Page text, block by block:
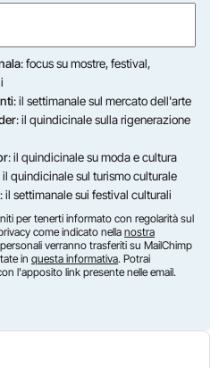
: focus su mostre, festival,
: il settimanale sul mercato dell'arte
: il quindicinale sulla rigenerazione
: il quindicinale su moda e cultura
il quindicinale sul turismo culturale
: il settimanale sui festival culturali
per tenerti informato con regolarità sul
come indicato nella nostra
verranno trasferiti su MailChimp
in questa informativa. Potrai
l'apposito link presente nelle email.